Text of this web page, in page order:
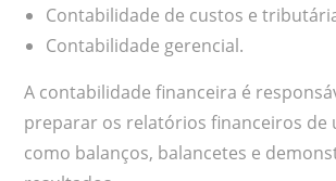
Contabilidade de custos e
Contabilidade gerencial.
A contabilidade financeira é
preparar os relatórios financeiros de
como balanços, balancetes e